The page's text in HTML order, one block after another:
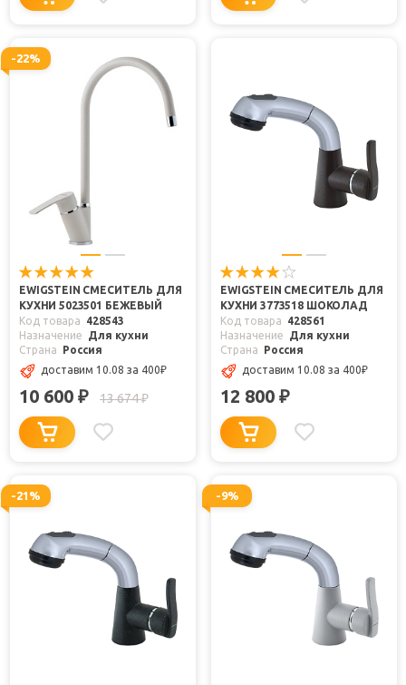
-22%
EWIGSTEIN СМЕСИТЕЛЬ ДЛЯ
КУХНИ 5023501 БЕЖЕВЫЙ
Код товара
428543
Назначение
Для кухни
Страна
Россия
доставим 10.08 за 400₽
10 600 ₽ 13 674₽
EWIGSTEIN СМЕСИТЕЛЬ ДЛЯ
КУХНИ 3773518 ШОКОЛАД
Код товара
428561
Назначение
Для кухни
Страна
Россия
доставим 10.08 за 400₽
12 800 ₽
-21% -9%